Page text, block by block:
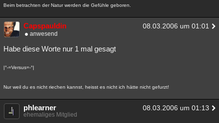
Musik Clash Verbesserungen
Übersichten
Besucht Teilgenommen
Lesenswert Schlüsselwörter
Beim betrachten der Natur werden die Gefühle geboren.
Capspauldin 08.03.2006 um 01:01
anwesend
Habe diese Worte nur 1 mal gesagt
|°-=Versus=-°|
Nur weil du es nicht riechen kannst, heisst es nicht ich hätte nicht gefurzt!
phlearner 08.03.2006 um 01:13
ehemaliges Mitglied